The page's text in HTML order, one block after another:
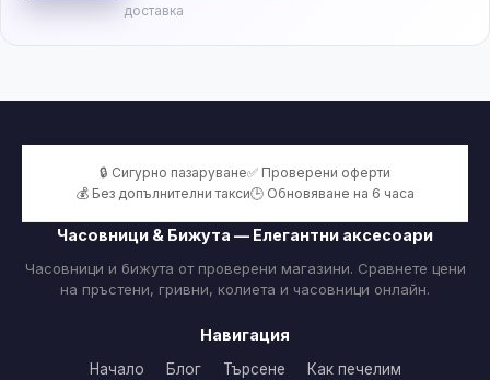
доставка
🔒 Сигурно пазаруване✅ Проверени оферти
💰 Без допълнителни такси🕒 Обновяване на 6 часа
Часовници & Бижута — Елегантни аксесоари
Часовници и бижута от проверени магазини. Сравнете цени
на пръстени, гривни, колиета и часовници онлайн.
Навигация
Начало Блог Търсене Как печелим